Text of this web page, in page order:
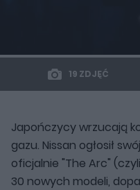
19 ZDJĘĆ
Japończycy wrzucają
gazu. Nissan ogłosił
oficjalnie "The Arc"
30 nowych modeli,